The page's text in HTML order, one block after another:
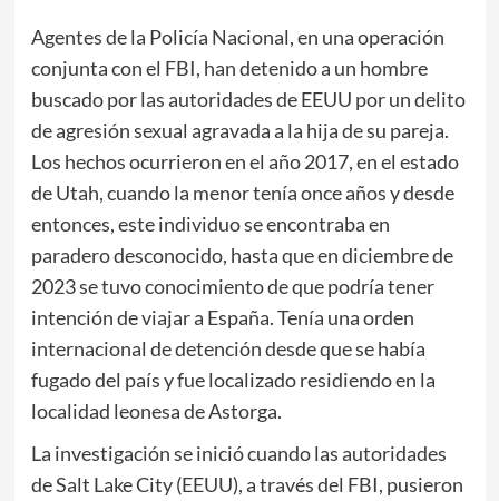
Agentes de la Policía Nacional, en una operación
conjunta con el FBI, han detenido a un hombre
buscado por las autoridades de EEUU por un delito
de agresión sexual agravada a la hija de su pareja.
Los hechos ocurrieron en el año 2017, en el estado
de Utah, cuando la menor tenía once años y desde
entonces, este individuo se encontraba en
paradero desconocido, hasta que en diciembre de
2023 se tuvo conocimiento de que podría tener
intención de viajar a España. Tenía una orden
internacional de detención desde que se había
fugado del país y fue localizado residiendo en la
localidad leonesa de Astorga.
La investigación se inició cuando las autoridades
de Salt Lake City (EEUU), a través del FBI, pusieron